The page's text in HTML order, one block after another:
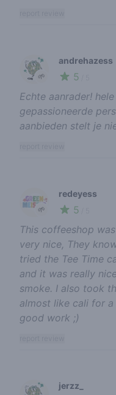
🌱
andrehazess
5
Echte aanrader!
gepassioneerde
aanbieden stelt je
🌱
redeyess
5
This coffeeshop
very nice, They
tried the Tee Time
and it was really
smoke. I also took
almost like cali for a
good work ;)
jerzz_